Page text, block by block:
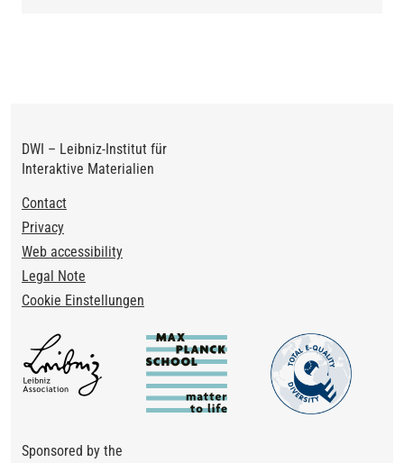
DWI – Leibniz-Institut für
Interaktive Materialien
Footer
Contact
Privacy
Web accessibility
Legal Note
Cookie Einstellungen
Sponsored by the